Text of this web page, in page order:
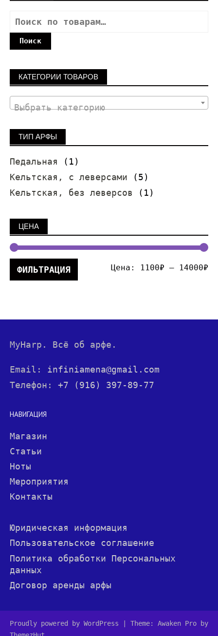
Поиск
КАТЕГОРИИ ТОВАРОВ
Выбрать категорию
ТИП АРФЫ
Педальная
(1)
Кельтская, с леверсами
(5)
Кельтская, без леверсов
(1)
ЦЕНА
ФИЛЬТРАЦИЯ Цена: 1100₽ — 14000₽
MyHarp. Всё об арфе.
Email: infiniamena@gmail.com
Телефон: +7 (916) 397-89-77
НАВИГАЦИЯ
Магазин
Статьи
Ноты
Мероприятия
Контакты
Юридическая информация
Пользовательское соглашение
Политика обработки Персональных
данных
Договор аренды арфы
Proudly powered by WordPress
Theme: Awaken Pro by